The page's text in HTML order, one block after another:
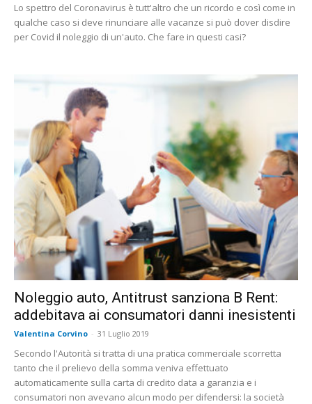
Lo spettro del Coronavirus è tutt'altro che un ricordo e così come in
qualche caso si deve rinunciare alle vacanze si può dover disdire
per Covid il noleggio di un'auto. Che fare in questi casi?
Noleggio auto, Antitrust sanziona B Rent:
addebitava ai consumatori danni inesistenti
Valentina Corvino - 31 Luglio 2019
Secondo l'Autorità si tratta di una pratica commerciale scorretta
tanto che il prelievo della somma veniva effettuato
automaticamente sulla carta di credito data a garanzia e i
consumatori non avevano alcun modo per difendersi: la società